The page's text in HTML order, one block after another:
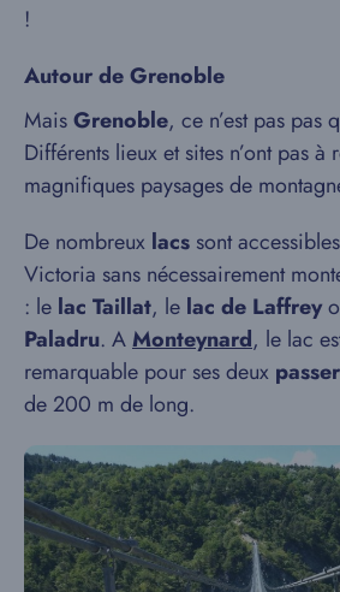
!
Autour de Grenoble
MaisGrenoble, ce n’est pas pas
Différents lieux et sites n’ont pas à
magnifiques paysages de
De nombreux lacs sont
Victoria sans nécessairement
: le lac Taillat, le lac de Laffrey
Paladru. AMonteynard, le lac
remarquable pour ses deux
de 200 m de long.